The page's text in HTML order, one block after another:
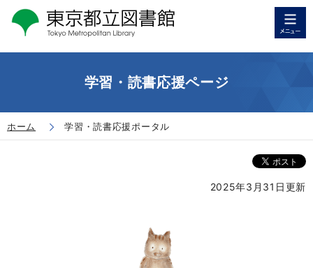
学習・読書応援ページ
ホーム 学習・読書応援ポータル
2025年3月31日更新